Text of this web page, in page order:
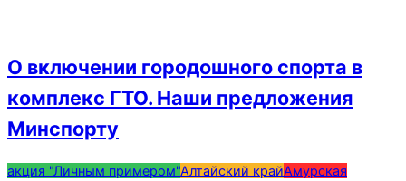
О включении городошного спорта в
комплекс ГТО. Наши предложения
Минспорту
2019-
акция "Личным примером"Алтайский крайАмурская